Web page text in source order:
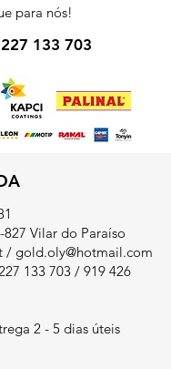
para nós!
133 703
Vilar do Paraíso
/ gold.oly@hotmail.com
133 703 / 919 426
2 - 5 dias úteis